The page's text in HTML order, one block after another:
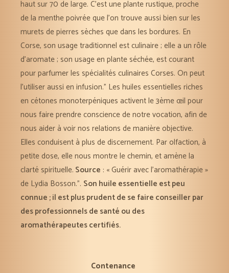
haut sur 70 de large. C’est une plante rustique, proche
de la menthe poivrée que l’on trouve aussi bien sur les
murets de pierres sèches que dans les bordures. En
Corse, son usage traditionnel est culinaire ; elle a un rôle
d’aromate ; son usage en plante séchée, est courant
pour parfumer les spécialités culinaires Corses. On peut
l’utiliser aussi en infusion.” Les huiles essentielles riches
en cétones monoterpéniques activent le 3ème œil pour
nous faire prendre conscience de notre vocation, afin de
nous aider à voir nos relations de manière objective.
Elles conduisent à plus de discernement. Par olfaction, à
petite dose, elle nous montre le chemin, et amène la
clarté spirituelle. Source : « Guérir avec l’aromathérapie »
de Lydia Bosson.”. Son huile essentielle est peu
connue ; il est plus prudent de se faire conseiller par
des professionnels de santé ou des
aromathérapeutes certifiés.
Contenance